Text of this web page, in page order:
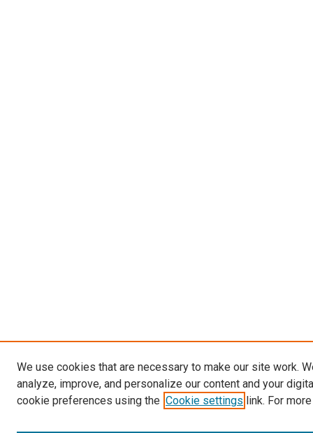
We use cookies that are necessary to make our site work.
analyze, improve, and personalize our content and your
cookie preferences using the Cookie settings link. For